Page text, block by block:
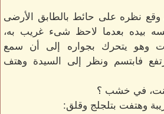
نظره على حائط بالطابق الأرضى
بيده بعدما لاحظ شىء غريب به،
وهو يتحرك بجواره إلى أن سمع
فابتسم ونظر إلى السيدة وهتف
في خشب ؟
وهتفت بتلجلج وقلق: